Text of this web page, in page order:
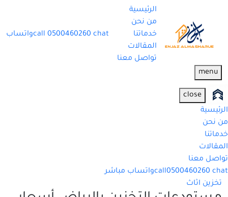
الرئيسية
من نحن
خدماتنا
المقالات
تواصل معنا
call 0500460260 chat واتساب
menu
close
الرئيسية
من نحن
خدماتنا
المقالات
تواصل معنا
call0500460260 chat
واتساب مباشر
تخزين اثاث